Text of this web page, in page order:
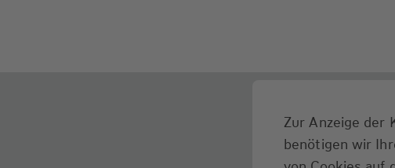
Zur Anzeige der
benötigen wir